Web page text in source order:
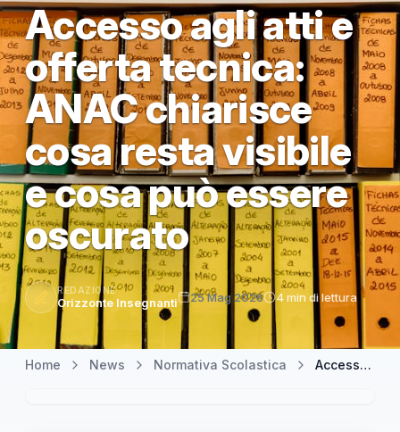
Accesso agli atti e
offerta tecnica:
ANAC chiarisce
cosa resta visibile
e cosa può essere
oscurato
REDAZIONE
Orizzonte Insegnanti 25 Mag 2026 4 min di lettura
Home News Normativa Scolastica Accesso agli atti e offerta tecnica: ANAC chiarisce cosa resta visibile e cosa può essere oscurato